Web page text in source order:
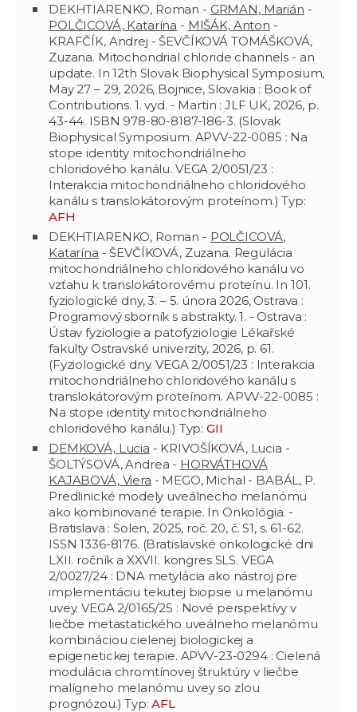
DEKHTIARENKO, Roman - GRMAN, Marián -
POLČICOVÁ, Katarína - MIŠÁK, Anton -
KRAFČÍK, Andrej - ŠEVČÍKOVÁ TOMÁŠKOVÁ,
Zuzana. Mitochondrial chloride channels - an
update. In 12th Slovak Biophysical Symposium,
May 27 – 29, 2026, Bojnice, Slovakia : Book of
Contributions. 1. vyd. - Martin : JLF UK, 2026, p.
43-44. ISBN 978-80-8187-186-3. (Slovak
Biophysical Symposium. APVV-22-0085 : Na
stope identity mitochondriálneho
chloridového kanálu. VEGA 2/0051/23 :
Interakcia mitochondriálneho chloridového
kanálu s translokátorovým proteínom.) Typ:
AFH
DEKHTIARENKO, Roman - POLČICOVÁ,
Katarína - ŠEVČÍKOVÁ, Zuzana. Regulácia
mitochondriálneho chloridového kanálu vo
vzťahu k translokátorovému proteínu. In 101.
fyziologické dny, 3. – 5. února 2026, Ostrava :
Programový sborník s abstrakty. 1. - Ostrava :
Ústav fyziologie a patofyziologie Lékařské
fakulty Ostravské univerzity, 2026, p. 61.
(Fyziologické dny. VEGA 2/0051/23 : Interakcia
mitochondriálneho chloridového kanálu s
translokátorovým proteínom. APVV-22-0085 :
Na stope identity mitochondriálneho
chloridového kanálu.) Typ: GII
DEMKOVÁ, Lucia - KRIVOŠÍKOVÁ, Lucia -
ŠOLTÝSOVÁ, Andrea - HORVÁTHOVÁ
KAJABOVÁ, Viera - MEGO, Michal - BABÁL, P.
Predlinické modely uveálnecho melanómu
ako kombinované terapie. In Onkológia. -
Bratislava : Solen, 2025, roč. 20, č. S1, s. 61-62.
ISSN 1336-8176. (Bratislavské onkologické dni
LXII. ročník a XXVII. kongres SLS. VEGA
2/0027/24 : DNA metylácia ako nástroj pre
implementáciu tekutej biopsie u melanómu
uvey. VEGA 2/0165/25 : Nové perspektívy v
liečbe metastatického uveálneho melanómu
kombináciou cielenej biologickej a
epigenetickej terapie. APVV-23-0294 : Cielená
modulácia chromtínovej štruktúry v liečbe
malígneho melanómu uvey so zlou
prognózou.) Typ:AFL